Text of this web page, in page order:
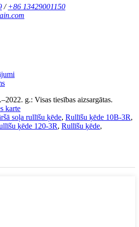
/+86 13429001150
g.: Visas tiesības aizsargātas.
karte
soļa rullīšu ķēde, Rullīšu ķēde 10B-3R,
ķēde 120-3R, Rullīšu ķēde,